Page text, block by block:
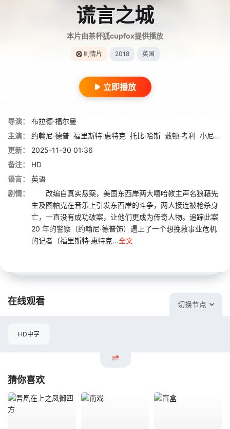
谎言之城
本片由茶杯狐cupfox提供播放
剧情片 2018 英国
立即播放
导演：
布拉德·福尔曼
主演：
约翰尼·德普 福里斯特·惠特克 托比·哈斯 戴顿·考利 小尼尔·布朗
更新：
2025-11-30 01:36
备注：
HD
语言：
英语
剧情：
改编自真实悬案，美国东西岸两大嘻哈教主声名狼藉先
生及图帕克在音乐上引发东西岸的斗争，两人接连被枪杀身
亡，一直没有成功破案，让他们更成为传奇人物。追踪此案
20 年的警察（约翰尼·德普饰）遇上了一个想挽救事业危机
的记者（福里斯特·惠特克...全文
在线观看 切换节点
HD中字
猜你喜欢